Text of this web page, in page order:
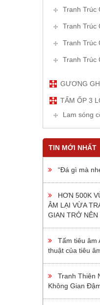
Tranh Trúc
Tranh Trúc
Tranh Trúc
Tranh Trúc
GƯƠNG
TẤM ỐP 3
Lam sóng
TIN MỚI NHẤT
“Đá gì mà
HƠN 500K
ÂM LẠI VỪA
GIAN TRỞ
Tấm tiêu âm
thuật của tiêu
Tranh Thiên
Không Gian